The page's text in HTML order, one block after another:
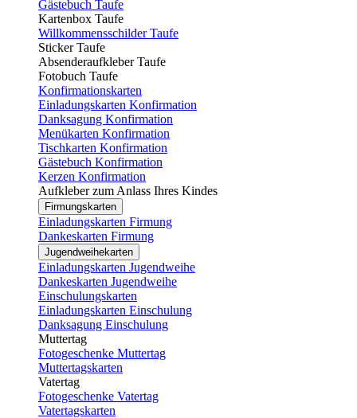
Gästebuch Taufe
Kartenbox Taufe
Willkommensschilder Taufe
Sticker Taufe
Absenderaufkleber Taufe
Fotobuch Taufe
Konfirmationskarten
Einladungskarten Konfirmation
Danksagung Konfirmation
Menükarten Konfirmation
Tischkarten Konfirmation
Gästebuch Konfirmation
Kerzen Konfirmation
Aufkleber zum Anlass Ihres Kindes
Firmungskarten
Einladungskarten Firmung
Dankeskarten Firmung
Jugendweihekarten
Einladungskarten Jugendweihe
Dankeskarten Jugendweihe
Einschulungskarten
Einladungskarten Einschulung
Danksagung Einschulung
Muttertag
Fotogeschenke Muttertag
Muttertagskarten
Vatertag
Fotogeschenke Vatertag
Vatertagskarten